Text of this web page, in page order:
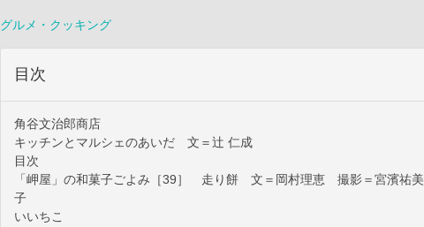
グルメ・クッキング
目次
角谷文治郎商店
キッチンとマルシェのあいだ 文＝辻 仁成
目次
「岬屋」の和菓子ごよみ［39］ 走り餅 文＝岡村理恵 撮影＝宮濱祐美
子
いいちこ